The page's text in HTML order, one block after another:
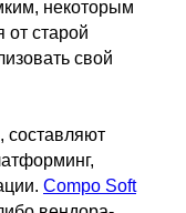
некоторым
от старой
свой
составляют
Compo Soft